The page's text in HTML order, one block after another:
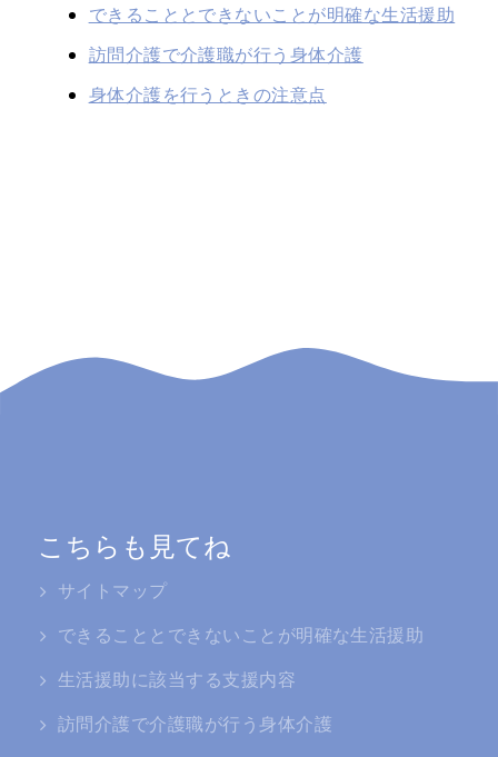
できることとできないことが明確な生活援助
訪問介護で介護職が行う身体介護
身体介護を行うときの注意点
こちらも見てね
サイトマップ
できることとできないことが明確な生活援助
生活援助に該当する支援内容
訪問介護で介護職が行う身体介護